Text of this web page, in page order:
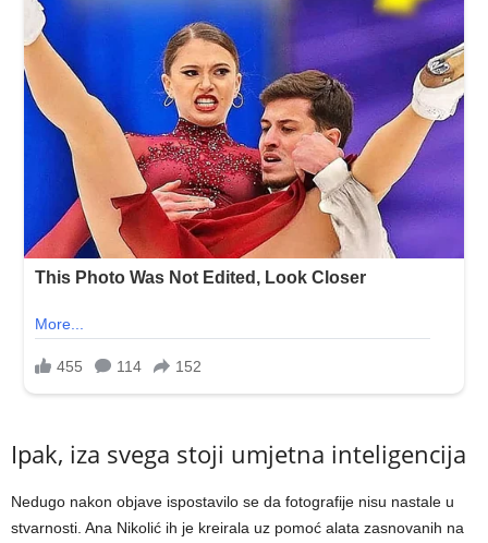
Ipak, iza svega stoji umjetna inteligencija
Nedugo nakon objave ispostavilo se da fotografije nisu nastale u
stvarnosti. Ana Nikolić ih je kreirala uz pomoć alata zasnovanih na